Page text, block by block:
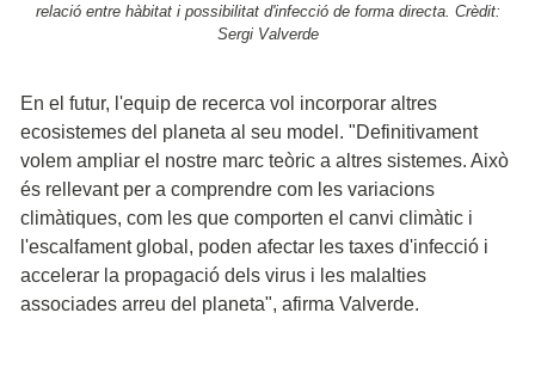
relació entre hàbitat i possibilitat d'infecció de forma directa. Crèdit:
Sergi Valverde
En el futur, l'equip de recerca vol incorporar altres
ecosistemes del planeta al seu model. "Definitivament
volem ampliar el nostre marc teòric a altres sistemes. Això
és rellevant per a comprendre com les variacions
climàtiques, com les que comporten el canvi climàtic i
l'escalfament global, poden afectar les taxes d'infecció i
accelerar la propagació dels virus i les malalties
associades arreu del planeta", afirma Valverde.